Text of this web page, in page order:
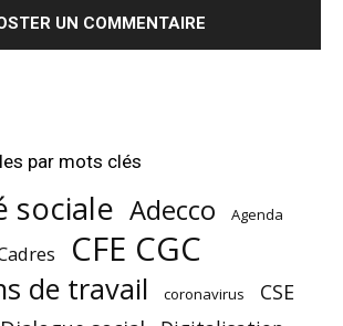
par mots clés
sociale Adecco Agenda
CFE CGC
de travail coronavirus CSE